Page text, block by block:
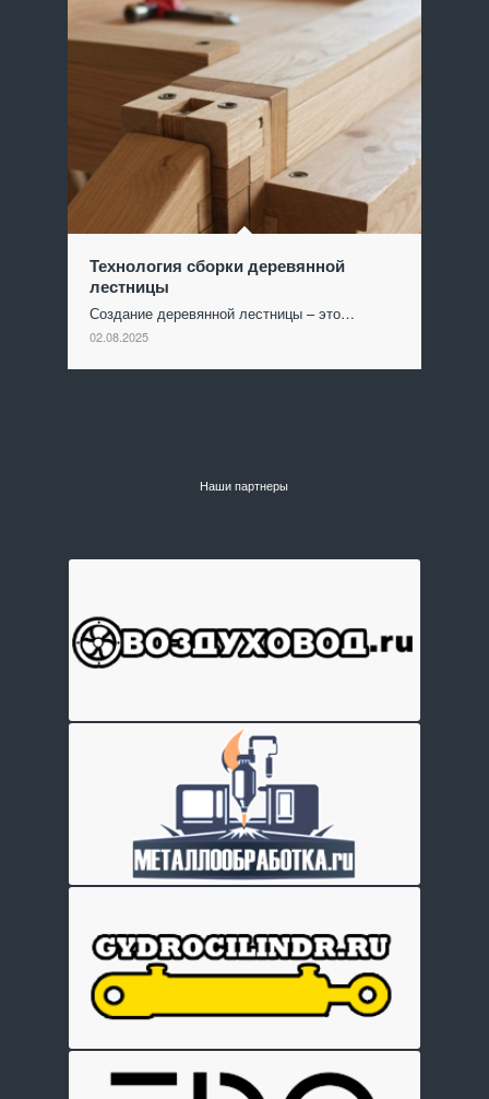
Технология сборки деревянной
лестницы
Создание деревянной лестницы – это…
02.08.2025
Наши партнеры